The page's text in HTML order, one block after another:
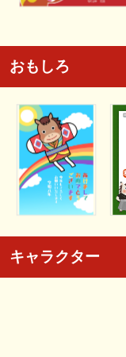
おもしろ
キャラクター